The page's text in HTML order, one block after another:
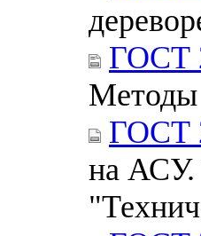
ГОСТ
Методы
ГОСТ
на АСУ.